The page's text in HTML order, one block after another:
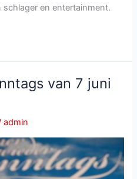
en entertainment.
van 7 juni
admin